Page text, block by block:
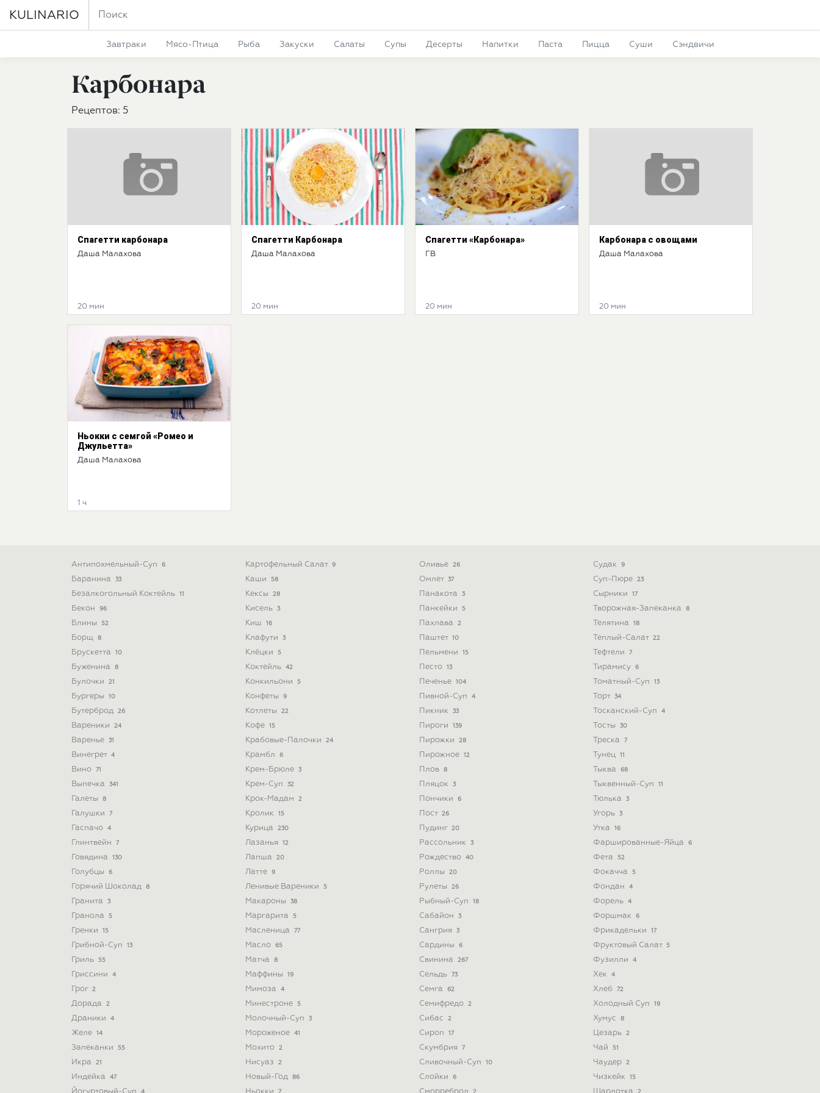
KULINARIO
Завтраки Мясо-Птица Рыба Закуски Салаты Супы Десерты Напитки Паста Пицца Суши Сэндвичи
Карбонара
Рецептов: 5
Спагетти карбонара
Даша Малахова
20 мин
Спагетти Карбонара
Даша Малахова
20 мин
Спагетти «Карбонара»
ГВ
20 мин
Карбонара с овощами
Даша Малахова
20 мин
Ньокки с семгой «Ромео и
Джульетта»
Даша Малахова
1 ч
Антипохмельный-Суп 6
Баранина 33
Безалкогольный Коктейль 11
Бекон 96
Блины 52
Борщ 8
Брускетта 10
Буженина 8
Булочки 21
Бургеры 10
Бутерброд 26
Вареники 24
Варенье 31
Винегрет 4
Вино 71
Выпечка 341
Галеты 8
Галушки 7
Гаспачо 4
Глинтвейн 7
Говядина 130
Голубцы 6
Горячий Шоколад 8
Гранита 3
Гранола 5
Гренки 15
Грибной-Суп 13
Гриль 55
Гриссини 4
Грог 2
Дорада 2
Драники 4
Желе 14
Запеканки 55
Икра 21
Индейка 47
Картофельный Салат 9
Каши 58
Кексы 28
Кисель 3
Киш 16
Клафути 3
Клёцки 5
Коктейль 42
Конкильони 5
Конфеты 9
Котлеты 22
Кофе 15
Крабовые-Палочки 24
Крамбл 6
Крем-Брюле 3
Крем-Суп 32
Крок-Мадам 2
Кролик 15
Курица 230
Лазанья 12
Лапша 20
Латте 9
Ленивые Вареники 5
Макароны 38
Маргарита 5
Масленица 77
Масло 65
Матча 8
Маффины 19
Мимоза 4
Минестроне 5
Молочный-Суп 3
Мороженое 41
Мохито 2
Нисуаз 2
Новый-Год 86
Оливье 26
Омлет 37
Панакота 3
Панкейки 5
Пахлава 2
Паштет 10
Пельмени 15
Песто 13
Печенье 104
Пивной-Суп 4
Пикник 33
Пироги 139
Пирожки 28
Пирожное 12
Плов 8
Пляцок 3
Пончики 6
Пост 26
Пудинг 20
Рассольник 3
Рождество 40
Роллы 20
Рулеты 26
Рыбный-Суп 18
Сабайон 3
Сангрия 3
Сардины 6
Свинина 267
Сельдь 73
Семга 62
Семифредо 2
Сибас 2
Сироп 17
Скумбрия 7
Сливочный-Суп 10
Слойки 6
Судак 9
Суп-Пюре 23
Сырники 17
Творожная-Запеканка 8
Телятина 18
Теплый-Салат 22
Тефтели 7
Тирамису 6
Томатный-Суп 13
Торт 34
Тосканский-Суп 4
Тосты 30
Треска 7
Тунец 11
Тыква 68
Тыквенный-Суп 11
Тюлька 3
Угорь 3
Утка 16
Фаршированные-Яйца 6
Фета 52
Фокачча 5
Фондан 4
Форель 4
Форшмак 6
Фрикадельки 17
Фруктовый Салат 5
Фузилли 4
Хек 4
Хлеб 72
Холодный Суп 19
Хумус 8
Цезарь 2
Чай 51
Чаудер 2
Чизкейк 15